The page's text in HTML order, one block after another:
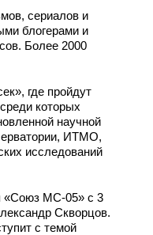
сериалов и
блогерами и
Более 2000
где пройдут
которых
научной
ИТМО,
исследований
«Союз МС-05» с 3
Скворцов.
с темой